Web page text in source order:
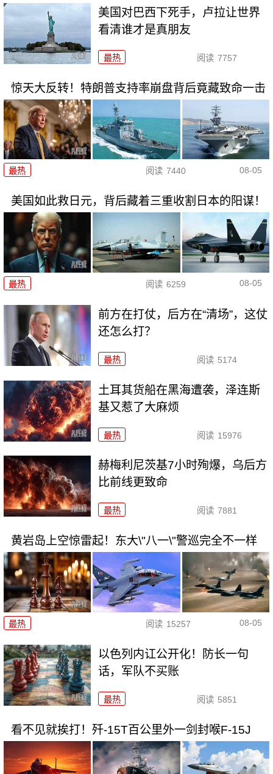
美国对巴西下死手，卢拉让世界
看清谁才是真朋友
最热 阅读 7757
惊天大反转！特朗普支持率崩盘背后竟藏致命一击
最热 阅读 7440 08-05
美国如此救日元，背后藏着三重收割日本的阳谋！
最热 阅读 6259 08-05
前方在打仗，后方在“清场”，这仗
还怎么打？
最热 阅读 5174
土耳其货船在黑海遭袭，泽连斯
基又惹了大麻烦
最热 阅读 15976
赫梅利尼茨基7小时殉爆，乌后方
比前线更致命
最热 阅读 7881
黄岩岛上空惊雷起！东大\"八一\"警巡完全不一样
最热 阅读 15257 08-05
以色列内讧公开化！防长一句
话，军队不买账
最热 阅读 5851
看不见就挨打！歼-15T百公里外一剑封喉F-15J